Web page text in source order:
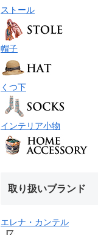
ストール
帽子
くつ下
インテリア小物
取り扱いブランド
エレナ・カンテル